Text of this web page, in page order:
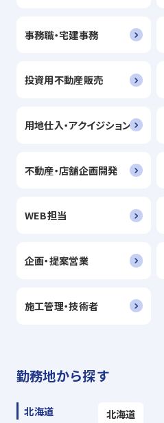
事務職・宅建事務
投資用不動産販売
用地仕入・アクイジション
不動産・店舗企画開発
WEB担当
企画・提案営業
施工管理・技術者
勤務地から探す
北海道 北海道